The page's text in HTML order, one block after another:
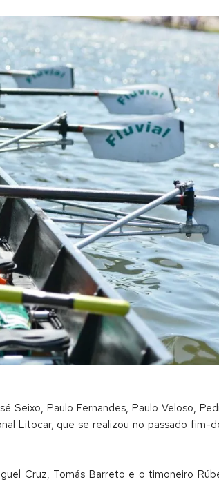
Seixo, Paulo Fernandes, Paulo Veloso,
Litocar, que se realizou no passado fim-
Cruz, Tomás Barreto e o timoneiro